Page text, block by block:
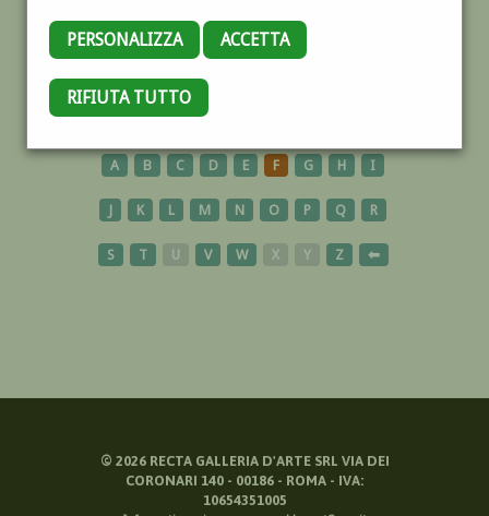
PERSONALIZZA ACCETTA
RIFIUTA TUTTO
MILANO
A B C D E F G H I
J K L M N O P Q R
S T U V W X Y Z ⬅
© 2026RECTA GALLERIA D'ARTE SRL VIA DEI
CORONARI 140 - 00186 - ROMA - IVA:
10654351005